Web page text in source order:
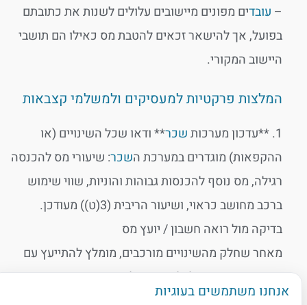
–עובדים מפונים מיישובים עלולים לשנות את כתובתם
בפועל, אך להישאר זכאים להטבת מס כאילו הם תושבי
היישוב המקורי.
המלצות פרקטיות למעסיקים ולמשלמי קצבאות
שכר** ודאו שכל השינויים (או
ההקפאות) מוגדרים במערכת השכר: שיעורי מס להכנסה
רגילה, מס נוסף להכנסות גבוהות והוניות, שווי שימוש
ברכב מחושב כראוי, ושיעור הריבית (3(ט)) מעודכן.
בדיקה מול רואה חשבון / יועץ מס
מאחר שחלק מהשינויים מורכבים, מומלץ להתייעץ עם
אנשי מקצוע שיוכלו לוודא שתלושי השכרוהדיווחים
השוטפים נכונים. טעויות חוזרות עשויות להוביל לקנסות
אנחנו משתמשים בעוגיות